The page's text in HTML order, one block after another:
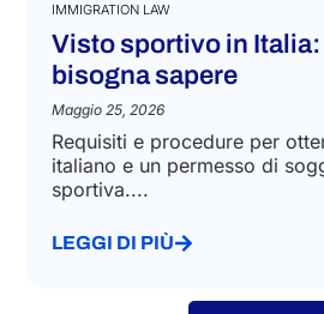
IMMIGRATION LAW
Visto sportivo in
bisogna sapere
Maggio 25, 2026
Requisiti e procedure per
italiano e un permesso di
sportiva....
LEGGI DI PIÙ